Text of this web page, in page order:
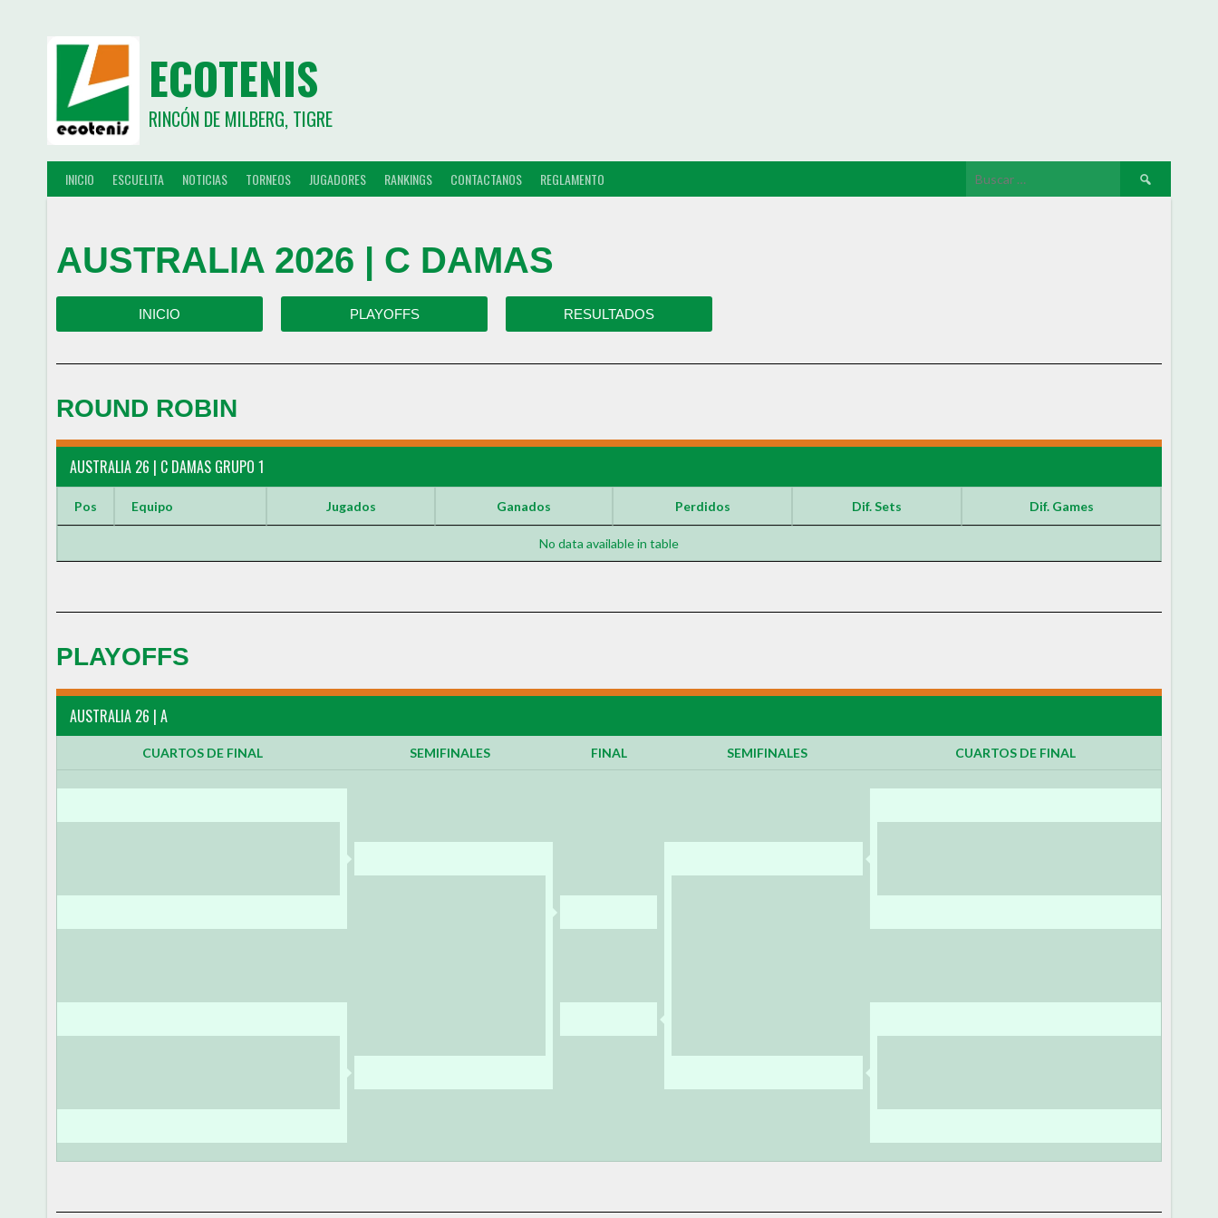
ECOTENIS
RINCÓN DE MILBERG, TIGRE
INICIO ESCUELITA NOTICIAS TORNEOS JUGADORES RANKINGS CONTACTANOS REGLAMENTO
AUSTRALIA 2026 | C DAMAS
INICIO PLAYOFFS RESULTADOS
ROUND ROBIN
AUSTRALIA 26 | C DAMAS GRUPO 1
Pos Equipo Jugados Ganados Perdidos Dif. Sets Dif. Games
No data available in table
PLAYOFFS
AUSTRALIA 26 | A
CUARTOS DE FINAL SEMIFINALES FINAL SEMIFINALES CUARTOS DE FINAL